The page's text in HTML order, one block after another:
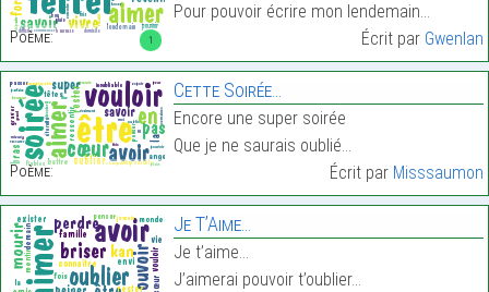
1
Poème:
Pour pouvoir écrire mon lendemain…
Écrit par Gwenlan
Poème:
Cette Soirée…
Encore une super soirée
Que je ne saurais oublié…
Écrit par Misssaumon
Je T’Aime…
Je t’aime…
J’aimerai pouvoir t’oublier…